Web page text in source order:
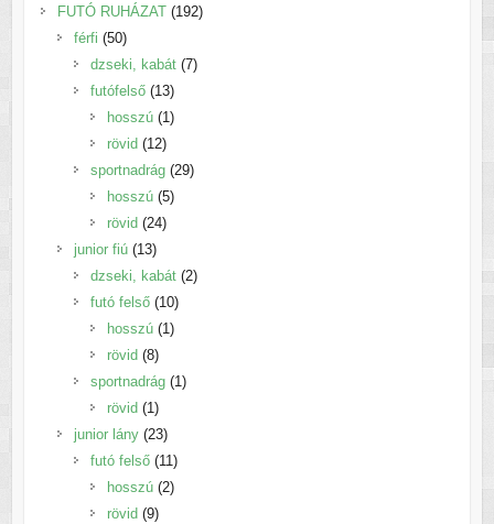
termék
FUTÓ RUHÁZAT 192192
férfi 5050
termék
dzseki, kabát 77
futófelső 1313
termék
hosszú 11
rövid 1212
termék
sportnadrág 2929
hosszú 55
rövid 2424
junior fiú 1313
termék
dzseki, kabát 22
futó felső 1010
termék
hosszú 11
rövid 88
termék
sportnadrág 11
rövid 11
termék
junior lány 2323
termék
futó felső 1111
termék
hosszú 22
rövid 99